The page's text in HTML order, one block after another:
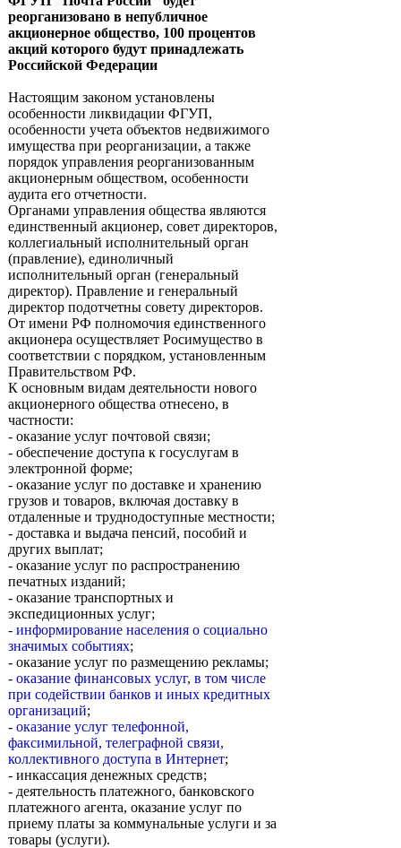
реорганизовано в непубличное
акционерное общество, 100 процентов
акций которого будут принадлежать
Российской Федерации
Настоящим законом установлены
особенности ликвидации ФГУП,
особенности учета объектов недвижимого
имущества при реорганизации, а также
порядок управления реорганизованным
акционерным обществом, особенности
аудита его отчетности.
Органами управления общества являются
единственный акционер, совет директоров,
коллегиальный исполнительный орган
(правление), единоличный
исполнительный орган (генеральный
директор). Правление и генеральный
директор подотчетны совету директоров.
От имени РФ полномочия единственного
акционера осуществляет Росимущество в
соответствии с порядком, установленным
Правительством РФ.
К основным видам деятельности нового
акционерного общества отнесено, в
частности:
- оказание услуг почтовой связи;
- обеспечение доступа к госуслугам в
электронной форме;
- оказание услуг по доставке и хранению
грузов и товаров, включая доставку в
отдаленные и труднодоступные местности;
- доставка и выдача пенсий, пособий и
других выплат;
- оказание услуг по распространению
печатных изданий;
- оказание транспортных и
экспедиционных услуг;
- информирование населения о социально
значимых событиях;
- оказание услуг по размещению рекламы;
- оказание финансовых услуг, в том числе
при содействии банков и иных кредитных
организаций;
- оказание услуг телефонной,
факсимильной, телеграфной связи,
коллективного доступа в Интернет;
- инкассация денежных средств;
- деятельность платежного, банковского
платежного агента, оказание услуг по
приему платы за коммунальные услуги и за
товары (услуги).